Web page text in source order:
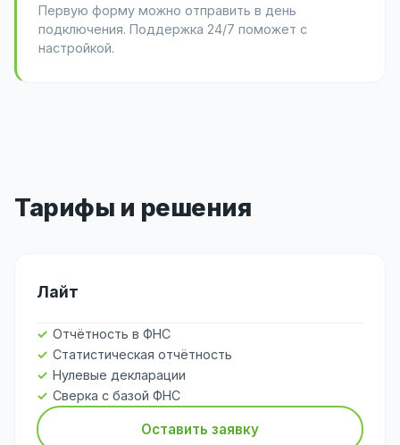
Первую форму можно отправить в день
подключения. Поддержка 24/7 поможет с
настройкой.
Тарифы и решения
Лайт
Отчётность в ФНС
Статистическая отчётность
Нулевые декларации
Сверка с базой ФНС
Оставить заявку